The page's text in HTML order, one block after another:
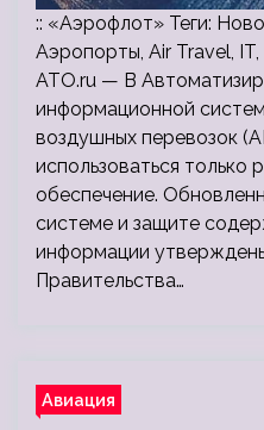
:: «Аэрофлот» Теги:
Аэропорты, Air Travel,
ATO.ru — В
информационной
воздушных перевозок
использоваться только
обеспечение.
системе и защите
информации
Правительства…
Авиация